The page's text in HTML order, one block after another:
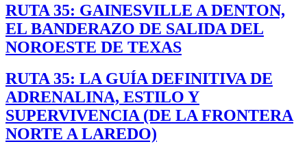
RUTA 35: GAINESVILLE A DENTON,
EL BANDERAZO DE SALIDA DEL
NOROESTE DE TEXAS
RUTA 35: LA GUÍA DEFINITIVA DE
ADRENALINA, ESTILO Y
SUPERVIVENCIA (DE LA FRONTERA
NORTE A LAREDO)